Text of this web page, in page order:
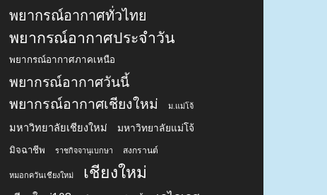
พยากรณ์อากาศทั่วไทย
พยากรณ์อากาศประจำวัน
พยากรณ์อากาศภาคเหนือ
พยากรณ์อากาศวันนี้
พยากรณ์อากาศเชียงใหม่
ม.แม่โจ้
มหาวิทยาลัยเชียงใหม่ มหาวิทยาลัยแม่โจ้
มิจฉาชีพ ราชกิจจานุเบกษา สงกรานต์
หมอกควันเชียงใหม่ เชียงใหม่